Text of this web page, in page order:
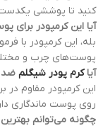
کنید تا پوششی
آیا این کرمپودر
بله، این کرمپودر با
پوست‌های چرب و
آیاکرم پودر شیگلم ضد
این کرمپودر مقاوم
روی پوست ماندگاری
چگونه می‌توانم بهترین